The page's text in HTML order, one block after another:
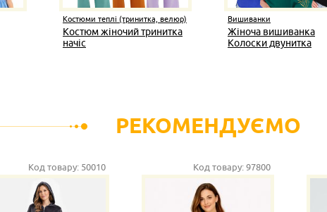
Костюми теплі (тринитка, велюр)
Костюм жіночий тринитка
начіс
Вишиванки
Жіноча вишиванка
Колоски двунитка
РЕКОМЕНДУЄМО
Код товару: 50010 Код товару:97800